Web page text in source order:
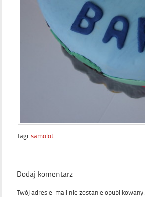
Tagi: samolot
Dodaj komentarz
Twój adres e-mail nie zostanie opublikowany.